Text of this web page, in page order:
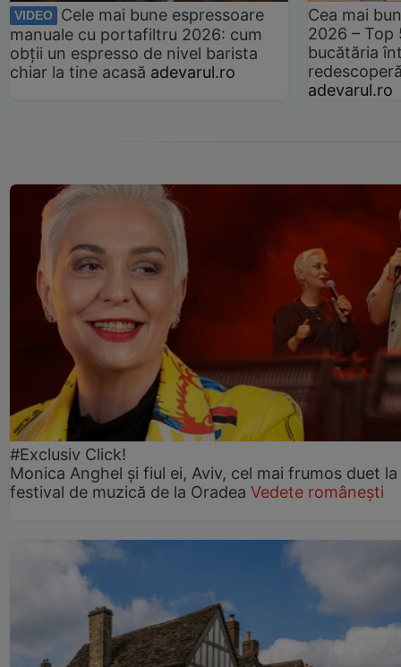
VIDEO
Cele mai bune espressoare
manuale cu portafiltru 2026: cum
obții un espresso de nivel barista
chiar la tine acasă adevarul.ro
Cea mai
2026 –
bucătăria
adevarul.ro
#Exclusiv Click!
Monica Anghel și fiul ei, Aviv, cel mai frumos duet la
festival de muzică de la Oradea Vedete românești